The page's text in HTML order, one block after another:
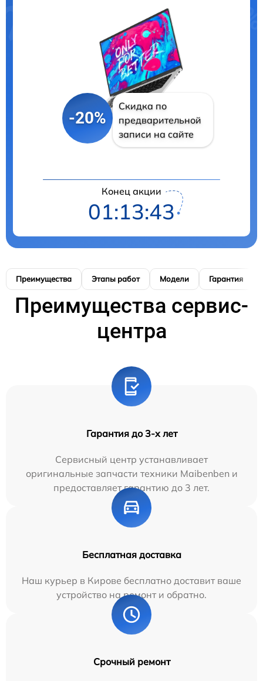
-20%
Скидка по
предварительной
записи на сайте
Конец акции
01:13:42
Преимущества Этапы работ Модели Гарантия
Преимущества сервис-
центра
Гарантия до 3-х лет
Сервисный центр устанавливает
оригинальные запчасти техники Maibenben и
предоставляет гарантию до 3 лет.
Бесплатная доставка
Наш курьер в Кирове бесплатно доставит ваше
устройство на ремонт и обратно.
Срочный ремонт